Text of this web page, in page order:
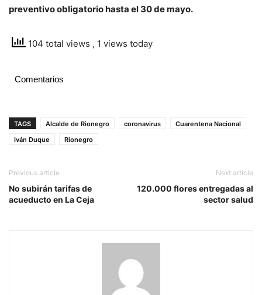
preventivo obligatorio hasta el 30 de mayo.
104 total views , 1 views today
Comentarios
TAGS Alcalde de Rionegro coronavirus
Cuarentena Nacional
Iván Duque
Rionegro
Previous article
No subirán tarifas de
acueducto en La Ceja
Next article
120.000 flores entregadas al
sector salud